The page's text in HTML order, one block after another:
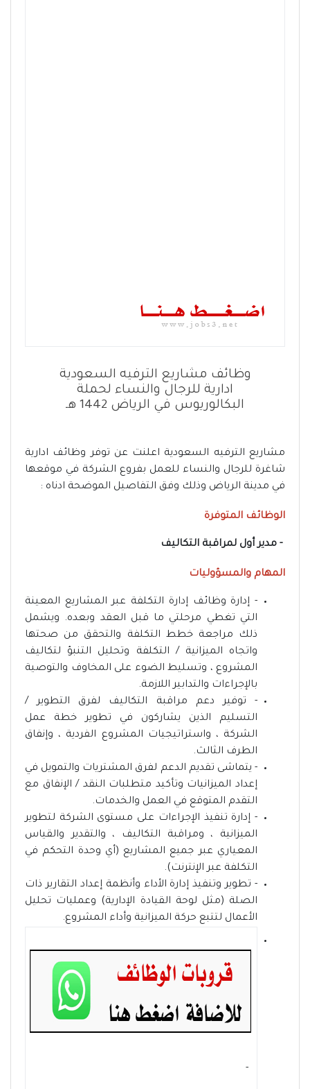
وظائف مشاريع الترفيه السعودية
ادارية للرجال والنساء لحملة
البكالوريوس في الرياض 1442 هـ
مشاريع الترفيه السعودية اعلنت عن توفر وظائف ادارية
شاغرة للرجال والنساء للعمل بفروع الشركة في موقعها
في مدينة الرياض وذلك وفق التفاصيل الموضحة ادناه :
الوظائف المتوفرة
- مدير أول لمراقبة التكاليف
المهام والمسؤوليات
- إدارة وظائف إدارة التكلفة عبر المشاريع المعينة
التي تغطي مرحلتي ما قبل العقد وبعده. ويشمل
ذلك مراجعة خطط التكلفة والتحقق من صحتها
واتجاه الميزانية / التكلفة وتحليل التنبؤ لتكاليف
المشروع ، وتسليط الضوء على المخاوف والتوصية
بالإجراءات والتدابير اللازمة.
- توفير دعم مراقبة التكاليف لفرق التطوير /
التسليم الذين يشاركون في تطوير خطة عمل
الشركة ، واستراتيجيات المشروع الفردية ، وإنفاق
الطرف الثالث.
- يتماشى تقديم الدعم لفرق المشتريات والتمويل في
إعداد الميزانيات وتأكيد متطلبات النقد / الإنفاق مع
التقدم المتوقع في العمل والخدمات.
- إدارة تنفيذ الإجراءات على مستوى الشركة لتطوير
الميزانية ، ومراقبة التكاليف ، والتقدير والقياس
المعياري عبر جميع المشاريع (أي وحدة التحكم في
التكلفة عبر الإنترنت).
- تطوير وتنفيذ إدارة الأداء وأنظمة إعداد التقارير ذات
الصلة (مثل لوحة القيادة الإدارية) وعمليات تحليل
الأعمال لتتبع حركة الميزانية وأداء المشروع.
- ‏